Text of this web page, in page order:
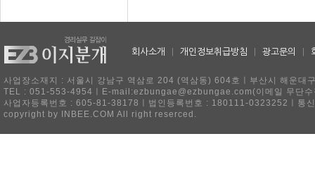
회사소개 개인정보취급방침 광고문의
사업장소재지 : 서울시 강남구 역삼로 204 (역삼동) 604호ㅣ부산시 해운
TEL : 051-553-4954ㅣE-mail:ezbungae@ezbungae.com(이메일 무단수
사업자등록번호 : 605-81-38178ㅣ법인등록번호 : 180111-0323252ㅣ통
copyright by INBEE.COM All right reserced.